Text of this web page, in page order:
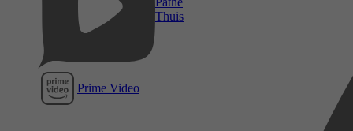
Thuis
Prime Video